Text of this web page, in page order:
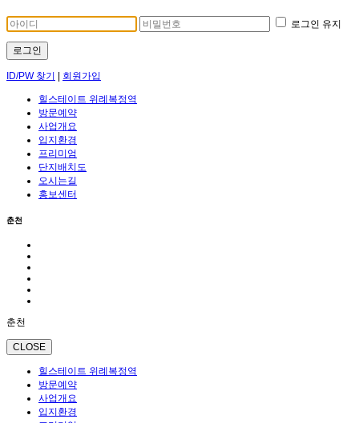
로그인 유지
로그인
ID/PW 찾기 회원가입
힐스테이트 위례복정역
방문예약
사업개요
입지환경
프리미엄
단지배치도
오시는길
홍보센터
춘천
춘천
CLOSE
힐스테이트 위례복정역
방문예약
사업개요
입지환경